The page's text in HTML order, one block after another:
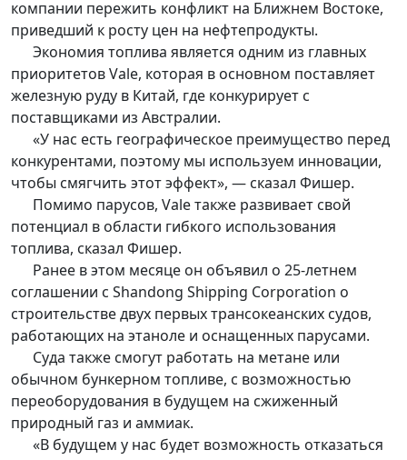
компании пережить конфликт на Ближнем Востоке,
приведший к росту цен на нефтепродукты.
Экономия топлива является одним из главных
приоритетов Vale, которая в основном поставляет
железную руду в Китай, где конкурирует с
поставщиками из Австралии.
«У нас есть географическое преимущество перед
конкурентами, поэтому мы используем инновации,
чтобы смягчить этот эффект», — сказал Фишер.
Помимо парусов, Vale также развивает свой
потенциал в области гибкого использования
топлива, сказал Фишер.
Ранее в этом месяце он объявил о 25-летнем
соглашении с Shandong Shipping Corporation о
строительстве двух первых трансокеанских судов,
работающих на этаноле и оснащенных парусами.
Суда также смогут работать на метане или
обычном бункерном топливе, с возможностью
переоборудования в будущем на сжиженный
природный газ и аммиак.
«В будущем у нас будет возможность отказаться